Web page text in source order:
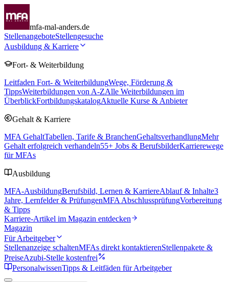
mfa-mal-anders.de
StellenangeboteStellengesuche
Ausbildung & Karriere
Fort- & Weiterbildung
Leitfaden Fort- & WeiterbildungWege, Förderung &
TippsWeiterbildungen von A-ZAlle Weiterbildungen im
ÜberblickFortbildungskatalogAktuelle Kurse & Anbieter
Gehalt & Karriere
MFA GehaltTabellen, Tarife & BranchenGehaltsverhandlungMehr
Gehalt erfolgreich verhandeln55+ Jobs & BerufsbilderKarrierewege
für MFAs
Ausbildung
MFA-AusbildungBerufsbild, Lernen & KarriereAblauf & Inhalte3
Jahre, Lernfelder & PrüfungenMFA AbschlussprüfungVorbereitung
& Tipps
Karriere-Artikel im Magazin entdecken
Magazin
Für Arbeitgeber
Stellenanzeige schaltenMFAs direkt kontaktierenStellenpakete &
PreiseAzubi-Stelle kostenfrei
PersonalwissenTipps & Leitfäden für Arbeitgeber